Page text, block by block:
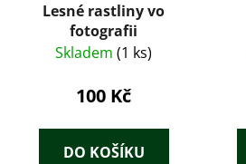
Lesné rastliny vo
fotografii
Skladem (1 ks)
100 Kč
DO KOŠÍKU